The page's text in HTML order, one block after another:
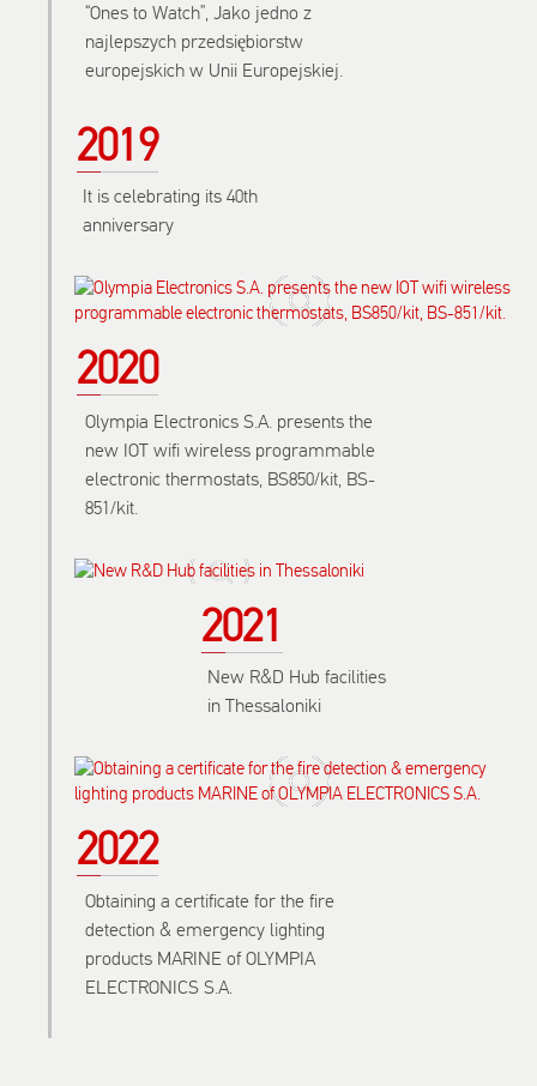
“Ones to Watch”, Jako jedno z
najlepszych przedsiębiorstw
europejskich w Unii Europejskiej.
2019
It is celebrating its 40th
anniversary
2020
Olympia Electronics S.A. presents the
new IOT wifi wireless programmable
electronic thermostats, BS850/kit, BS-
851/kit.
2021
New R&D Hub facilities
in Thessaloniki
2022
Obtaining a certificate for the fire
detection & emergency lighting
products MARINE of OLYMPIA
ELECTRONICS S.A.